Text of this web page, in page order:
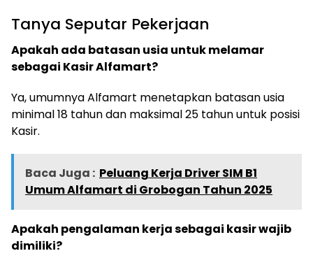
Tanya Seputar Pekerjaan
Apakah ada batasan usia untuk melamar
sebagai Kasir Alfamart?
Ya, umumnya Alfamart menetapkan batasan usia
minimal 18 tahun dan maksimal 25 tahun untuk posisi
Kasir.
Baca Juga : Peluang Kerja Driver SIM B1
Umum Alfamart di Grobogan Tahun 2025
Apakah pengalaman kerja sebagai kasir wajib
dimiliki?